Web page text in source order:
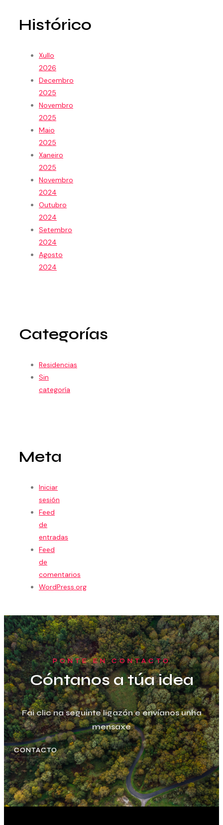
Histórico
Xullo
2026
Decembro
2025
Novembro
2025
Maio
2025
Xaneiro
2025
Novembro
2024
Outubro
2024
Setembro
2024
Agosto
2024
Categorías
Residencias
Sin
categoría
Meta
Iniciar
sesión
Feed
de
entradas
Feed
de
comentarios
WordPress.org
PONTE EN CONTACTO
Cóntanos a túa idea
Fai clic na seguinte ligazón e envíanos unha
mensaxe
CONTACTO